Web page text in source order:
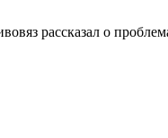
рассказал о